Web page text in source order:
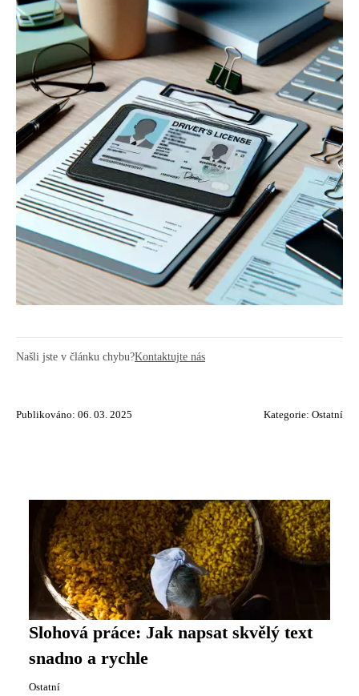
Našli jste v článku chybu?Kontaktujte nás
Publikováno: 06. 03. 2025 Kategorie: Ostatní
Slohová práce: Jak napsat skvělý text
snadno a rychle
Ostatní